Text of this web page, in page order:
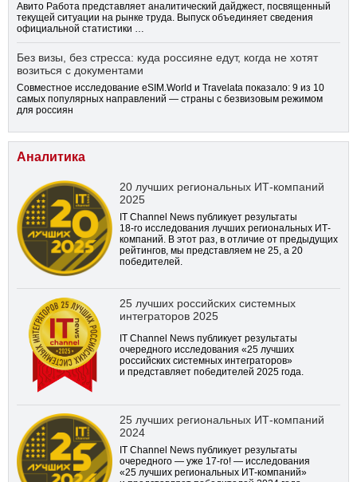
Авито Работа представляет аналитический дайджест, посвященный
текущей ситуации на рынке труда. Выпуск объединяет сведения
официальной статистики …
Без визы, без стресса: куда россияне едут, когда не хотят
возиться с документами
Совместное исследование eSIM.World и Travelata показало: 9 из 10
самых популярных направлений — страны с безвизовым режимом
для россиян
Аналитика
20 лучших региональных ИТ-компаний
2025
IT Channel News публикует результаты
18-го исследования лучших региональных ИТ-
компаний. В этот раз, в отличие от предыдущих
рейтингов, мы представляем не 25, а 20
победителей.
25 лучших российских системных
интеграторов 2025
IT Channel News публикует результаты
очередного исследования «25 лучших
российских системных интеграторов»
и представляет победителей 2025 года.
25 лучших региональных ИТ-компаний
2024
IT Channel News публикует результаты
очередного — уже 17-го! — исследования
«25 лучших региональных ИТ-компаний»